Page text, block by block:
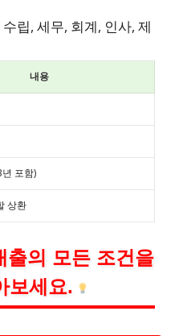
립, 세무, 회계, 인사, 제
내용
포함)
상환
출의 모든 조건을
보세요.